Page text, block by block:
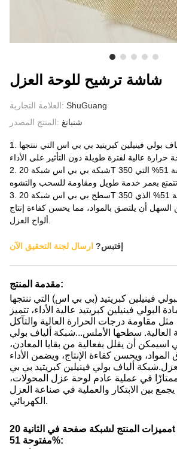
شاشة ترشيح للوحة العزل
العلامة التجارية: ShuGuang
المنتج المصدر: شنيانغ
1. يمكن استخدام شبكة ألياف بولي فينيلين كبريتيد بي بي اس التي ننتجها
2. شبكة بي بي اس شبكة 20T 350 ميكرون يفتح منطقة 51% التي
تتمتع بعمر خدمة طويل ومقاومة للسحب والتشوه
3. سطح بي بي اس شبكة 20T 350 ميكرون يفتح منطقة 51% الذي
أن يلتصق بالمواد، مما يحسن كفاءة إنتاج
إقتبس? ارسال لجنة التحقيق الآن
مقدمة المنتج:
فينيلين كبريتيد (بي بي اس) التي ننتجها
فينيلين كبريتيد عالية الأداء، تتميز
مقاومة درجات الحرارة العالية والتآكل
العالية. سطحها الأملس...شبكة ألياف بولي
اسيمكن أن يقلل بفعالية من بقايا المعادن،
المواد، ويحسن كفاءة الإنتاج، ويضمن الأداء
شبكة ألياف بولي فينيلين كبريتيد بي بي
ممتازًا في عملية عادم لوحة عزل المحولات،
يجمع بين الابتكار والعملية في صناعة العزل
الكهربائي.
مميزات المنتج لشبكة صفحة في الثانية 20t 350 ميكرون مساحة
مفتوحة 51%: